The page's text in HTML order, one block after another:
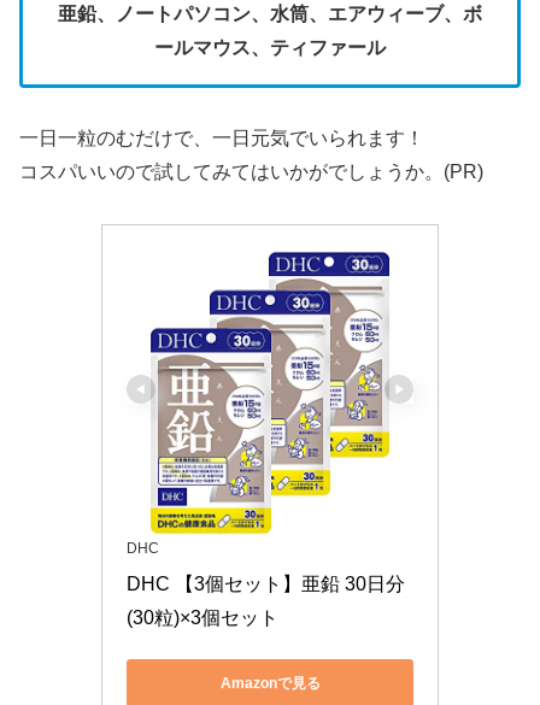
亜鉛、ノートパソコン、水筒、エアウィーブ、ボ
ールマウス、ティファール
一日一粒のむだけで、一日元気でいられます！
コスパいいので試してみてはいかがでしょうか。(PR)
DHC
DHC 【3個セット】亜鉛 30日分
(30粒)×3個セット
Amazonで見る